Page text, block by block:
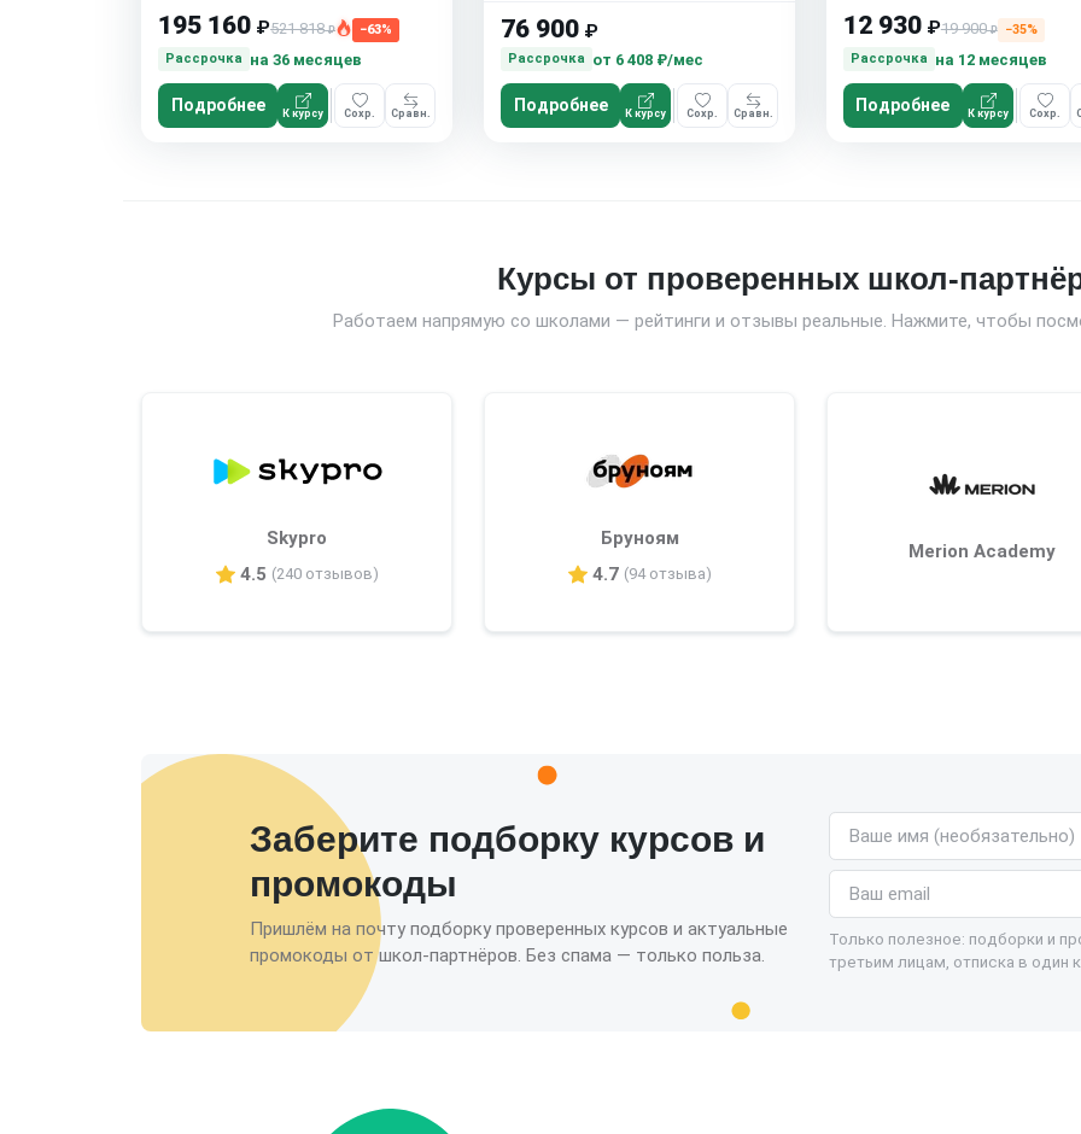
195 160 ₽521 818₽
−63%
Рассрочка
на 36 месяцев
Подробнее К курсу Сохр. Сравн.
76 900₽
Рассрочка от 6 408 ₽/мес
Подробнее К курсу Сохр. Сравн.
12 930₽19 900₽
−35%
Рассрочка
на 12 месяцев
Подробнее К курсу Сохр.
Курсы от проверенных школ-
Работаем напрямую со школами — рейтинги и отзывы реальные. Нажмите, чтобы
Skypro
4.5 (240 отзывов)
Бруноям
4.7 (94 отзыва)
Merion Academy
Заберите подборку курсов и
промокоды
Пришлём на почту подборку проверенных курсов и актуальные
промокоды от школ-партнёров. Без спама — только польза.
Имя (необязательно)
Email
Только полезное: подборки и
третьим лицам, отписка в один